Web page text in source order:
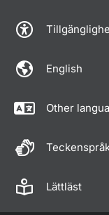
English
Other
Lättläst